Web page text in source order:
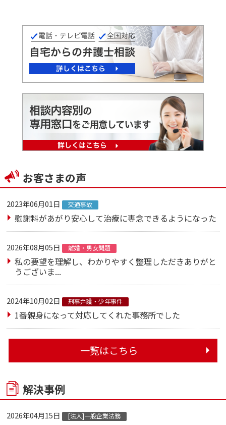
お客さまの声
2023年06月01日 交通事故
慰謝料があがり安心して治療に専念できるようになった
2026年08月05日 離婚・男女問題
私の要望を理解し、わかりやすく整理しただきありがと
うございま...
2024年10月02日 刑事弁護・少年事件
1番親身になって対応してくれた事務所でした
一覧はこちら
解決事例
2026年04月15日 [法人]一般企業法務